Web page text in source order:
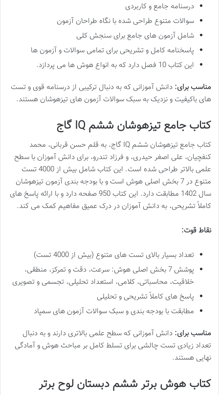
درسنامه جامع و کاربردی
سوالات متنوع طراحی شده با نگاه طراحان آزمون
شامل آزمون های جامع برای سنجش کلی
پاسخنامه کامل و تشریحی برای تمامی سوالات و آزمون ها
این کتاب 10 فصل دارد که به انواع هوش ها می پردازد.
مناسب برای: دانش آموزانی که به دنبال ترکیبی از درسنامه قوی و تست
های باکیفیت و نزدیک به سبک سوالات آزمون های تیزهوشان هستند.
کتاب جامع تیزهوشان ششم IQ گاج
کتاب جامع تیزهوشان ششم IQ گاج، به قلم حسن قربانی، محمد
کنفچیان، علی اصغر حیدری، و فرزاد تندرو، برای دانش آموزان با سطح
علمی بالاتر طراحی شده است. این کتاب شامل بیش از 4000 تست
متنوع در 7 بخش اصلی هوش است و با بودجه بندی آزمون تیزهوشان
سال 1402 مطابقت دارد. این کتاب 950 صفحه دارد و با ارائه پاسخ های
کاملاً تشریحی، به دانش آموزان در درک عمیق مفاهیم کمک می کند.
نقاط قوت:
تعداد بسیار بالای تست های متنوع (بیش از 4000 تست)
پوشش 7 بخش اصلی هوش: سرعت، دقت و تمرکز، منطقی،
خلاقیت، محاسباتی، کلامی، استعداد تحلیلی، تجسمی و تصویری
پاسخ های کاملاً تشریحی و تحلیلی
مطابقت با بودجه بندی و سبک سوالات آزمون های سمپاد
مناسب برای: دانش آموزانی که سطح علمی بالاتری دارند و به دنبال
تعداد زیادی تست چالشی برای تسلط کامل بر مباحث هوش و آمادگی
نهایی هستند.
کتاب هوش برتر ششم دبستان لوح برتر